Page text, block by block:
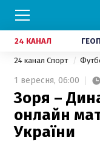
24 КАНАЛ
24 канал Спорт
1 вересня, 06:00
Зоря –
онлайн
України